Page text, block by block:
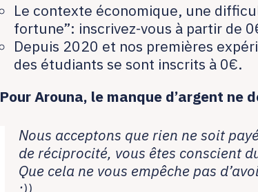
Le contexte économique, une
fortune”: inscrivez-vous à partir de
Depuis 2020 et nos premières
des étudiants se sont inscrits à 0€.
Pour Arouna, le manque d’argent ne
Nous acceptons que rien ne soit
de réciprocité, vous êtes conscient
Que cela ne vous empêche pas